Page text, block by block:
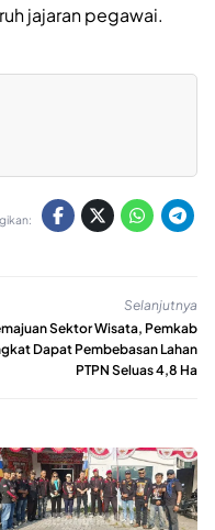
jajaran pegawai.
Selanjutnya
Sektor Wisata, Pemkab
Dapat Pembebasan Lahan
PTPN Seluas 4,8 Ha